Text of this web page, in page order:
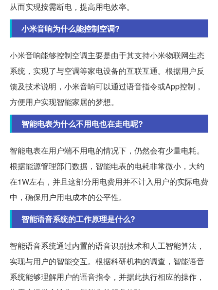
从而实现按需断电，提高用电效率。
小米音响为什么能控制空调?
小米音响能够控制空调主要是由于其支持小米物联网生态
系统，实现了与空调等家电设备的互联互通。根据用户反
馈及技术说明，小米音响可以通过语音指令或App控制，
方便用户实现智能家居的梦想。
智能电表为什么不用电也在走电呢?
智能电表在用户端不用电的情况下，仍然会有少量电耗。
根据能源管理部门数据，智能电表的电耗非常微小，大约
在1W左右，并且这部分用电费用并不计入用户的实际电费
中，确保用户用电成本的公平性。
智能语音系统的工作原理是什么?
智能语音系统通过内置的语音识别技术和人工智能算法，
实现与用户的智能交互。根据科研机构的调查，智能语音
系统能够理解用户的语音指令，并据此执行相应的操作，